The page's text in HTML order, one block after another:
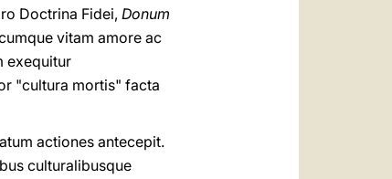
Doctrina Fidei, Donum
vitam amore ac
exequitur
"cultura mortis" facta
actiones antecepit.
culturalibusque